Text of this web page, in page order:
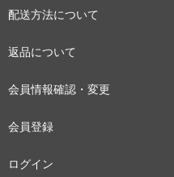
配送方法について
返品について
会員情報確認・変更
会員登録
ログイン